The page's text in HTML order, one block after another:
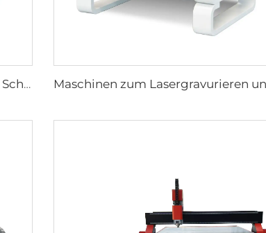
Maschinen zum Lasergravurieren und Schneiden 9060